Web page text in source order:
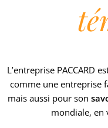
L’entreprise PACCARD
comme une entreprise
mais aussi pour son
mondiale, en